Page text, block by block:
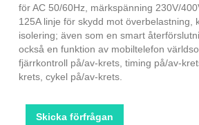
för AC 50/60Hz, märkspänning 230V/
125A linje för skydd mot överbelastning,
isolering; även som en smart
också en funktion av mobiltelefon
fjärrkontroll på/av-krets, timing på/av-
krets, cykel på/av-krets.
Skicka förfrågan